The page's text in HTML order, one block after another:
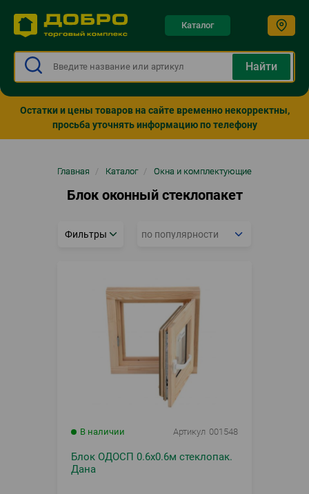
Каталог
Остатки и цены товаров на сайте временно некорректны,
просьба уточнять информацию по телефону
Главная / Каталог / Окна и комплектующие
Блок оконный стеклопакет
Фильтры
В наличии Артикул 001548
Блок ОДОСП 0.6х0.6м стеклопак.
Дана